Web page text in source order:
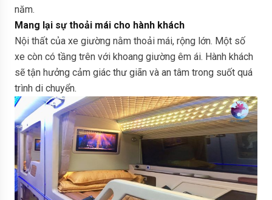
năm.
Mang lại sự thoải mái cho hành khách
Nội thất của xe giường nằm thoải mái, rộng lớn. Một số
xe còn có tầng trên với khoang giường êm ái. Hành khách
sẽ tận hưởng cảm giác thư giãn và an tâm trong suốt quá
trình di chuyển.